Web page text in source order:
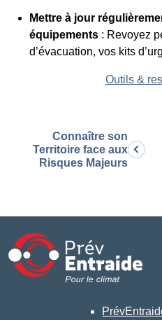
Mettre à jour
équipements: Revoyez
d’évacuation, vos kits
Outils &
Connaître son
Territoire face aux
Risques Majeurs